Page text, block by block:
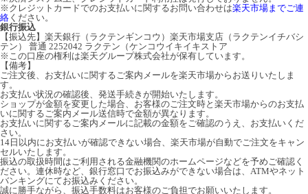
※クレジットカードでのお支払いに関するお問い合わせは楽天市場までご連
絡 ください。
銀行振込
【振込先】楽天銀行（ラクテンギンコウ）楽天市場支店（ラクテンイチバシ
テン） 普通 2252042 ラクテン（ケンコウイキイキストア
※この口座の権利は楽天グループ株式会社が保有しています。
【備考】
ご注文後、お支払いに関するご案内メールを楽天市場からお送りいたしま
す。
お支払い状況の確認後、発送手続きが開始いたします。
ショップが金額を変更した場合、お客様のご注文時と楽天市場からのお支払
いに関するご案内メール送信時で金額が異なります。
お支払いに関するご案内メールに記載の金額をご確認のうえ、お支払いくだ
さい。
14日以内にお支払いが確認できない場合、楽天市場が自動でご注文をキャン
セルいたします。
振込の取扱時間はご利用される金融機関のホームページなどを予めご確認く
ださい。連休時など、銀行窓口でお振込みができない場合は、ATMやネット
バンキングにてお振込みください。
誠に勝手ながら、振込手数料はお客様のご負担でお願いいたします。